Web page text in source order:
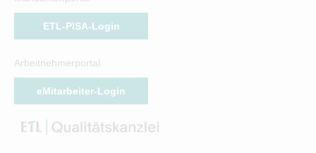
ETL-PISA-Login
Arbeitnehmerportal
eMitarbeiter-Login